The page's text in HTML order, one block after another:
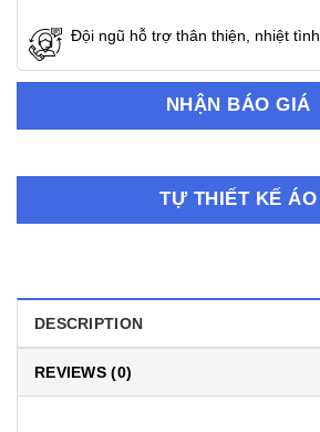
Đội ngũ hỗ trợ thân thiện, nhiệt tình
NHẬN BÁO GIÁ
TỰ THIẾT KẾ ÁO
DESCRIPTION
REVIEWS (0)